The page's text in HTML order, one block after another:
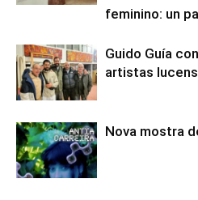
feminino: un
Guido Guía
artistas
Nova mostra